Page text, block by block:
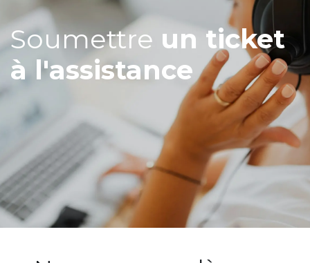
Soumettre un ticket
à l'assistance